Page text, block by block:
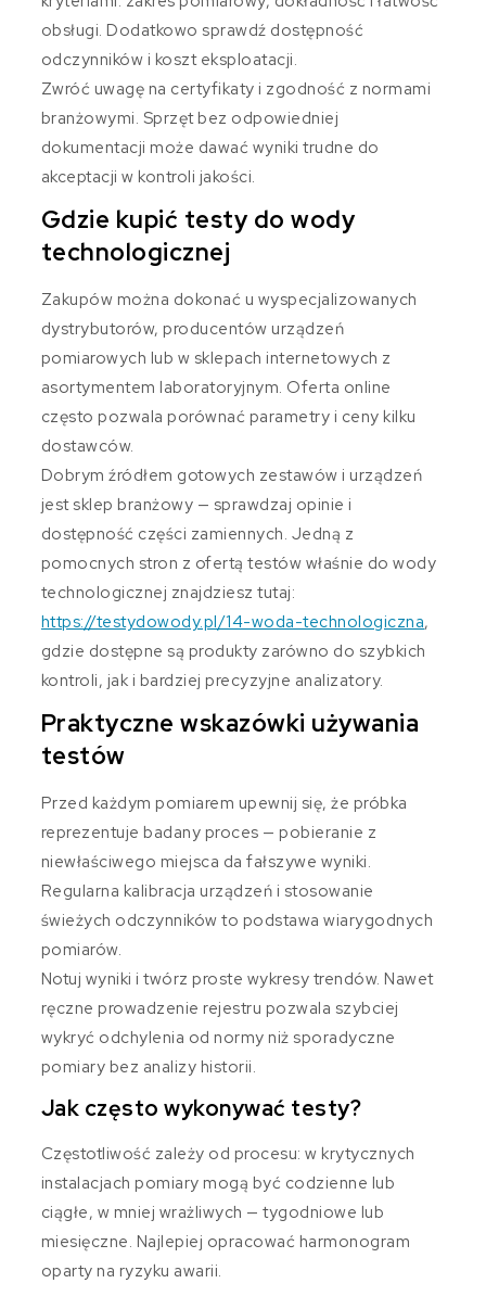
obsługi. Dodatkowo sprawdź dostępność
odczynników i koszt eksploatacji.
Zwróć uwagę na certyfikaty i zgodność z normami
branżowymi. Sprzęt bez odpowiedniej
dokumentacji może dawać wyniki trudne do
akceptacji w kontroli jakości.
Gdzie kupić testy do wody
technologicznej
Zakupów można dokonać u wyspecjalizowanych
dystrybutorów, producentów urządzeń
pomiarowych lub w sklepach internetowych z
asortymentem laboratoryjnym. Oferta online
często pozwala porównać parametry i ceny kilku
dostawców.
Dobrym źródłem gotowych zestawów i urządzeń
jest sklep branżowy — sprawdzaj opinie i
dostępność części zamiennych. Jedną z
pomocnych stron z ofertą testów właśnie do wody
technologicznej znajdziesz tutaj:
https://testydowody.pl/14-woda-technologiczna,
gdzie dostępne są produkty zarówno do szybkich
kontroli, jak i bardziej precyzyjne analizatory.
Praktyczne wskazówki używania
testów
Przed każdym pomiarem upewnij się, że próbka
reprezentuje badany proces — pobieranie z
niewłaściwego miejsca da fałszywe wyniki.
Regularna kalibracja urządzeń i stosowanie
świeżych odczynników to podstawa wiarygodnych
pomiarów.
Notuj wyniki i twórz proste wykresy trendów. Nawet
ręczne prowadzenie rejestru pozwala szybciej
wykryć odchylenia od normy niż sporadyczne
pomiary bez analizy historii.
Jak często wykonywać testy?
Częstotliwość zależy od procesu: w krytycznych
instalacjach pomiary mogą być codzienne lub
ciągłe, w mniej wrażliwych — tygodniowe lub
miesięczne. Najlepiej opracować harmonogram
oparty na ryzyku awarii.